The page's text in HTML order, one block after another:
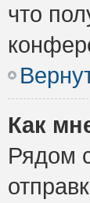
что
Как
Рядом